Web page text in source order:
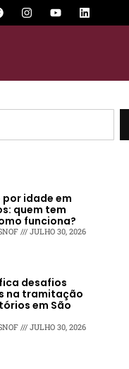
idade em
quem tem
funciona?
JULHO 30, 2026
desafios
na tramitação
em São
JULHO 30, 2026